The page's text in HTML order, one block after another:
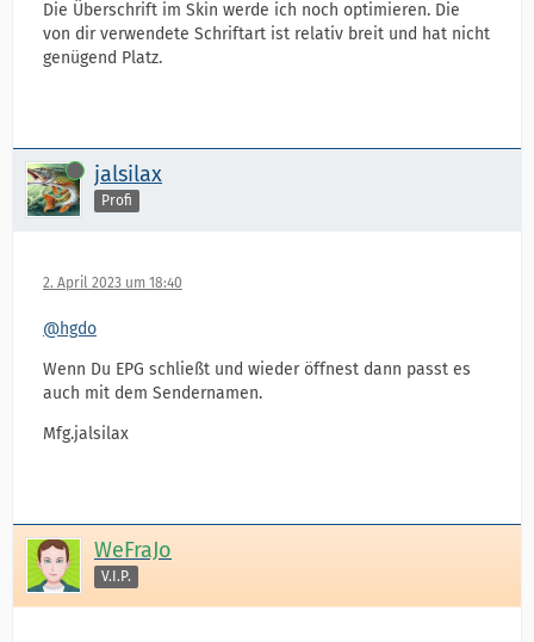
Die Überschrift im Skin werde ich noch optimieren. Die
von dir verwendete Schriftart ist relativ breit und hat nicht
genügend Platz.
Online jalsilax
Profi
2. April 2023 um 18:40
@hgdo
Wenn Du EPG schließt und wieder öffnest dann passt es
auch mit dem Sendernamen.
Mfg.jalsilax
WeFraJo
V.I.P.